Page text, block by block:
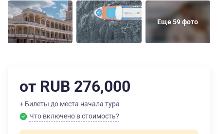
Еще 59 фото
от RUB 276,000
+ Билеты до места начала тура
Что включено в стоимость?